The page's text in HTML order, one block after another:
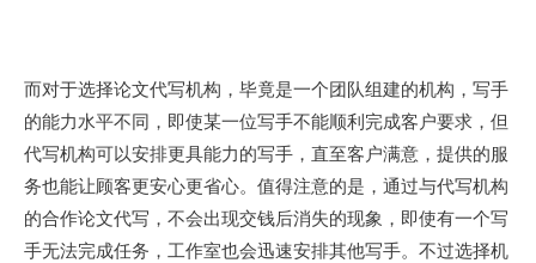
而对于选择论文代写机构，毕竟是一个团队组建的机构，写手
的能力水平不同，即使某一位写手不能顺利完成客户要求，但
代写机构可以安排更具能力的写手，直至客户满意，提供的服
务也能让顾客更安心更省心。值得注意的是，通过与代写机构
的合作论文代写，不会出现交钱后消失的现象，即使有一个写
手无法完成任务，工作室也会迅速安排其他写手。不过选择机